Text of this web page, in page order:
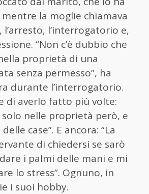
la moglie chiamava
l’arresto, l’interrogatorio e,
“Non c’è dubbio che
proprietà di una
senza permesso”, ha
durante l’interrogatorio.
di averlo fatto più volte:
nelle proprietà però, e
case”. E ancora: “La
di chiedersi se sarò
i palmi delle mani e mi
lo stress”. Ognuno, in
i suoi hobby.